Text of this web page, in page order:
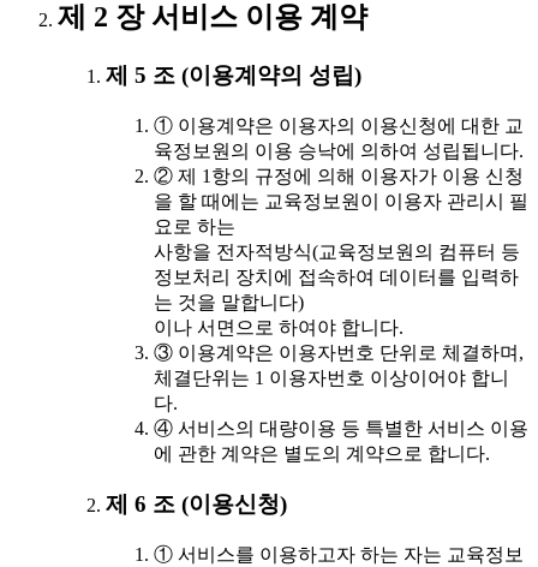
제 2 장 서비스 이용 계약
제 5 조 (이용계약의 성립)
① 이용계약은 이용자의 이용신청에 대한 교
육정보원의 이용 승낙에 의하여 성립됩니다.
② 제 1항의 규정에 의해 이용자가 이용 신청
을 할 때에는 교육정보원이 이용자 관리시 필
요로 하는
사항을 전자적방식(교육정보원의 컴퓨터 등
정보처리 장치에 접속하여 데이터를 입력하
는 것을 말합니다)
이나 서면으로 하여야 합니다.
③ 이용계약은 이용자번호 단위로 체결하며,
체결단위는 1 이용자번호 이상이어야 합니
다.
④ 서비스의 대량이용 등 특별한 서비스 이용
에 관한 계약은 별도의 계약으로 합니다.
제 6 조 (이용신청)
① 서비스를 이용하고자 하는 자는 교육정보